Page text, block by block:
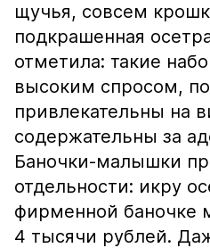
щучья, совсем
подкрашенная
отметила: такие
высоким спросом,
привлекательны на
содержательны за
Баночки-малышки
отдельности: икру
фирменной баночке
4 тысячи рублей.